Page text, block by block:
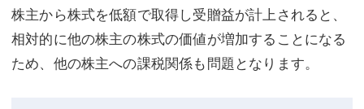
株主から株式を低額で取得し受贈益が計上されると、
相対的に他の株主の株式の価値が増加することになる
ため、他の株主への課税関係も問題となります。